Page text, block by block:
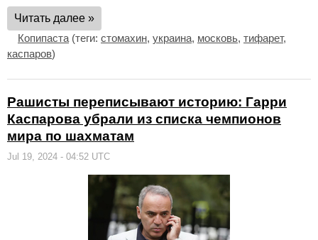
Читать далее »
Копипаста (теги: стомахин, украина, московь, тифарет,
каспаров)
Рашисты переписывают историю: Гарри
Каспарова убрали из списка чемпионов
мира по шахматам
Jul 19, 2024 - 04:52 UTC